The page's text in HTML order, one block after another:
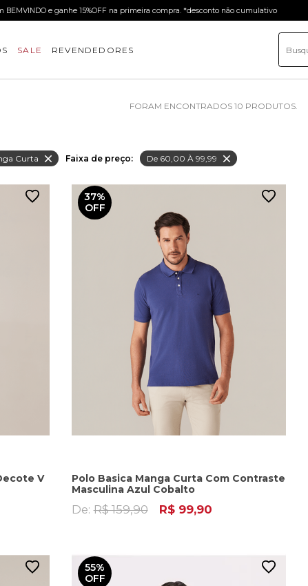
e ganhe 15%OFF na primeira compra. *desconto não cumulativo
SALE REVENDEDORES
10
Curta Faixa de preço: De 60,00 À 99,99
V
37%
OFF
Polo Basica Manga Curta Com Contraste
Masculina Azul Cobalto
De: R$ 159,90 R$ 99,90
55%
OFF